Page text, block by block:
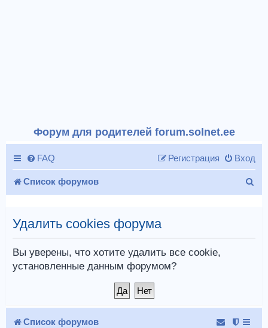
Форум для родителей forum.solnet.ee
FAQ Вход
Регистрация
Список форумов
с
Удалить cookies форума
Вы уверены, что хотите удалить все cookie,
установленные данным форумом?
Список форумов